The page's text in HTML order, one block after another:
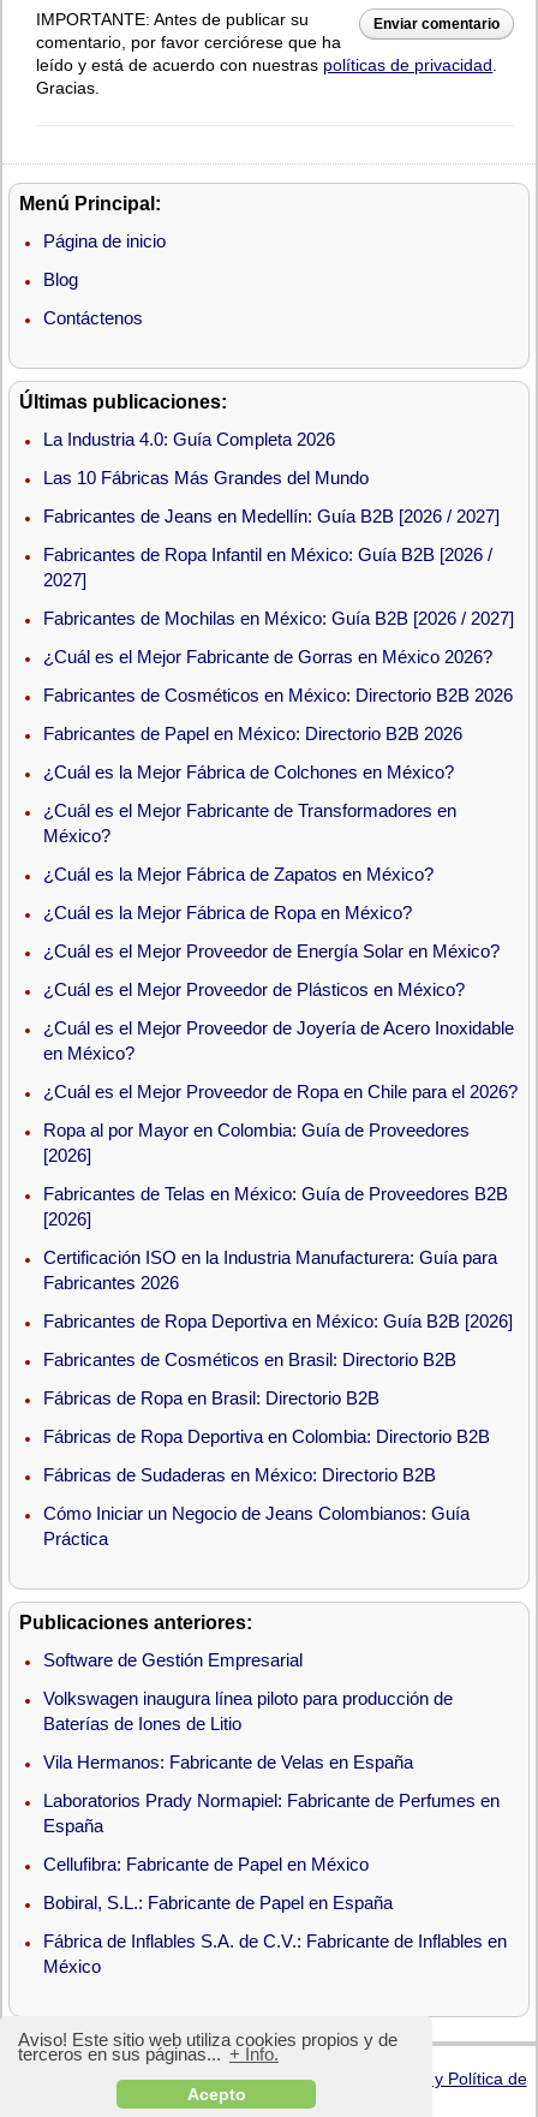
Aviso! Este sitio web utiliza cookies propios y de
terceros en sus páginas... + Info.
Acepto
Enviar comentario
IMPORTANTE: Antes de publicar su
comentario, por favor cerciórese que ha
leído y está de acuerdo con nuestras políticas de privacidad.
Gracias.
Menú Principal:
Página de inicio
Blog
Contáctenos
Últimas publicaciones:
La Industria 4.0: Guía Completa 2026
Las 10 Fábricas Más Grandes del Mundo
Fabricantes de Jeans en Medellín: Guía B2B [2026 / 2027]
Fabricantes de Ropa Infantil en México: Guía B2B [2026 /
2027]
Fabricantes de Mochilas en México: Guía B2B [2026 / 2027]
¿Cuál es el Mejor Fabricante de Gorras en México 2026?
Fabricantes de Cosméticos en México: Directorio B2B 2026
Fabricantes de Papel en México: Directorio B2B 2026
¿Cuál es la Mejor Fábrica de Colchones en México?
¿Cuál es el Mejor Fabricante de Transformadores en
México?
¿Cuál es la Mejor Fábrica de Zapatos en México?
¿Cuál es la Mejor Fábrica de Ropa en México?
¿Cuál es el Mejor Proveedor de Energía Solar en México?
¿Cuál es el Mejor Proveedor de Plásticos en México?
¿Cuál es el Mejor Proveedor de Joyería de Acero Inoxidable
en México?
¿Cuál es el Mejor Proveedor de Ropa en Chile para el 2026?
Ropa al por Mayor en Colombia: Guía de Proveedores
[2026]
Fabricantes de Telas en México: Guía de Proveedores B2B
[2026]
Certificación ISO en la Industria Manufacturera: Guía para
Fabricantes 2026
Fabricantes de Ropa Deportiva en México: Guía B2B [2026]
Fabricantes de Cosméticos en Brasil: Directorio B2B
Fábricas de Ropa en Brasil: Directorio B2B
Fábricas de Ropa Deportiva en Colombia: Directorio B2B
Fábricas de Sudaderas en México: Directorio B2B
Cómo Iniciar un Negocio de Jeans Colombianos: Guía
Práctica
Publicaciones anteriores:
Software de Gestión Empresarial
Volkswagen inaugura línea piloto para producción de
Baterías de Iones de Litio
Vila Hermanos: Fabricante de Velas en España
Laboratorios Prady Normapiel: Fabricante de Perfumes en
España
Cellufibra: Fabricante de Papel en México
Bobiral, S.L.: Fabricante de Papel en España
Fábrica de Inflables S.A. de C.V.: Fabricante de Inflables en
México
DirectoriodeFabricas.com-Términos de Uso y Política de
Privacidad-Mapa del Sitio